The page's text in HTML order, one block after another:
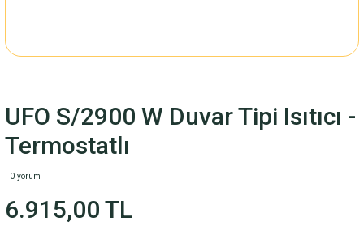
UFO S/2900 W Duvar Tipi Isıtıcı -
Termostatlı
0 yorum
6.915,00 TL